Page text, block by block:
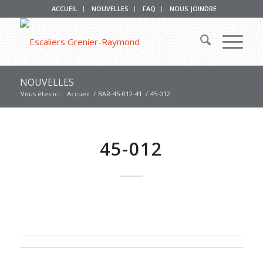
ACCUEIL NOUVELLES FAQ NOUS JOINDRE
NOUVELLES
Vous êtes ici : Accueil / BAR-45-012-41 / 45-012
45-012